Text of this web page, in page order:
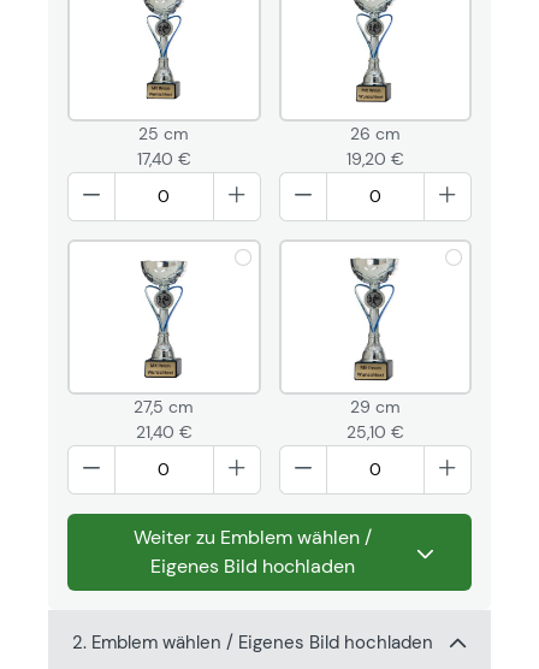
25 cm
17,40 €
26 cm
19,20 €
27,5 cm
21,40 €
29 cm
25,10 €
Weiter zu Emblem wählen /
Eigenes Bild hochladen
2. Emblem wählen / Eigenes Bild hochladen